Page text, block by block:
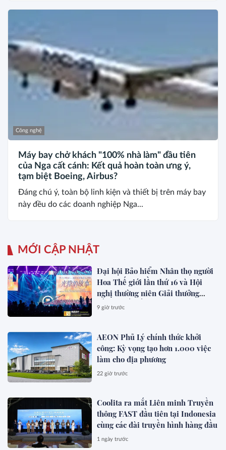
Công nghệ
Máy bay chở khách "100% nhà làm" đầu tiên
của Nga cất cánh: Kết quả hoàn toàn ưng ý,
tạm biệt Boeing, Airbus?
Đáng chú ý, toàn bộ linh kiện và thiết bị trên máy bay
này đều do các doanh nghiệp Nga...
MỚI CẬP NHẬT
Đại hội Bảo hiểm Nhân thọ người
Hoa Thế giới lần thứ 16 và Hội
nghị thường niên Giải thưởng
Rồng Quốc tế (IDA) 2026 được tổ
9 giờ trước
AEON Phủ Lý chính thức khởi
công: Kỳ vọng tạo hơn 1.000 việc
làm cho địa phương
22 giờ trước
Coolita ra mắt Liên minh Truyền
thông FAST đầu tiên tại Indonesia
cùng các đài truyền hình hàng đầu
1 ngày trước